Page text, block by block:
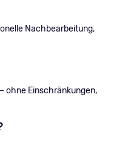
Nachbearbeitung,
ohne Einschränkungen,